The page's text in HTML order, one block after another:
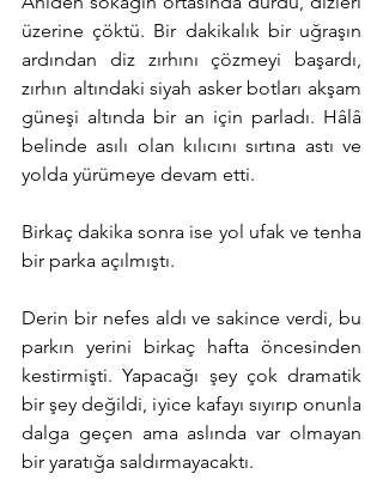
üzerine çöktü. Bir dakikalık bir uğraşın
ardından diz zırhını çözmeyi başardı,
zırhın altındaki siyah asker botları akşam
güneşi altında bir an için parladı. Hâlâ
belinde asılı olan kılıcını sırtına astı ve
yolda yürümeye devam etti.
Birkaç dakika sonra ise yol ufak ve tenha
bir parka açılmıştı.
Derin bir nefes aldı ve sakince verdi, bu
parkın yerini birkaç hafta öncesinden
kestirmişti. Yapacağı şey çok dramatik
bir şey değildi, iyice kafayı sıyırıp onunla
dalga geçen ama aslında var olmayan
bir yaratığa saldırmayacaktı.